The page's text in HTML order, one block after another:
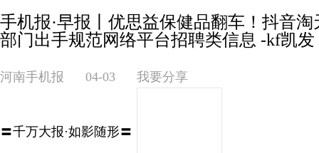
手机报·早报丨优思益保健品翻车！抖音
部门出手规范网络平台招聘类信息 -kf凯发
河南手机报 04-03 我要分享
〓千万大报·如影随形〓